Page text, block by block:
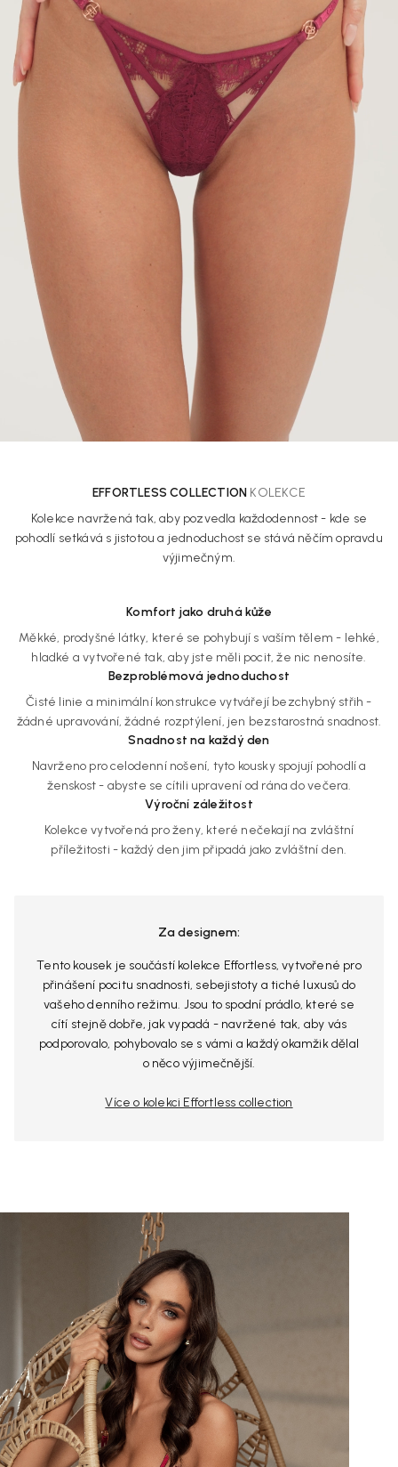
EFFORTLESS COLLECTION KOLEKCE
Kolekce navržená tak, aby pozvedla každodennost - kde se
pohodlí setkává s jistotou a jednoduchost se stává něčím opravdu
výjimečným.
Komfort jako druhá kůže
Měkké, prodyšné látky, které se pohybují s vaším tělem - lehké,
hladké a vytvořené tak, aby jste měli pocit, že nic nenosíte.
Bezproblémová jednoduchost
Čisté linie a minimální konstrukce vytvářejí bezchybný střih -
žádné upravování, žádné rozptýlení, jen bezstarostná snadnost.
Snadnost na každý den
Navrženo pro celodenní nošení, tyto kousky spojují pohodlí a
ženskost - abyste se cítili upravení od rána do večera.
Výroční záležitost
Kolekce vytvořená pro ženy, které nečekají na zvláštní
příležitosti - každý den jim připadá jako zvláštní den.
Za designem:
Tento kousek je součástí kolekce Effortless, vytvořené pro
přinášení pocitu snadnosti, sebejistoty a tiché luxusů do
vašeho denního režimu. Jsou to spodní prádlo, které se
cítí stejně dobře, jak vypadá - navržené tak, aby vás
podporovalo, pohybovalo se s vámi a každý okamžik dělal
o něco výjimečnější.
Více o kolekci Effortless collection